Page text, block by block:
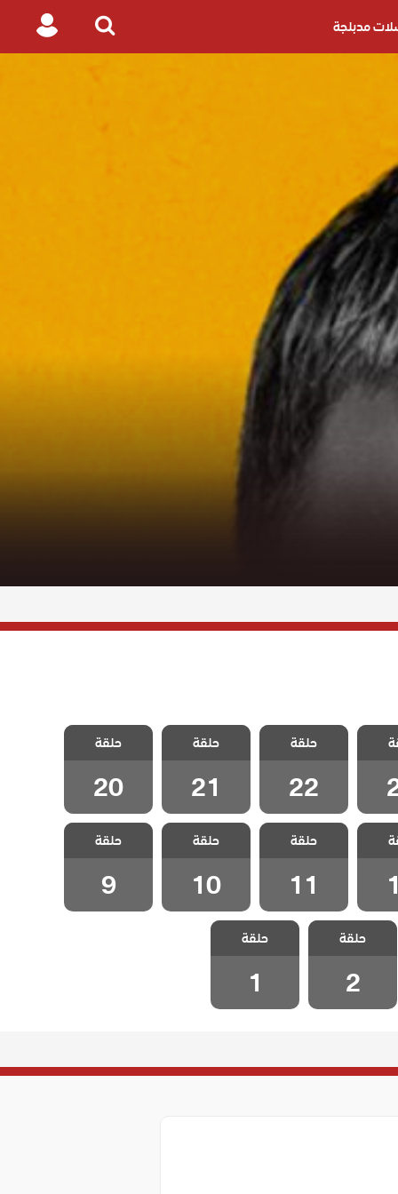
مدبلجة
Search
for
Login
رضا مسلسل علي رضا
الحلقة 22
حلقة
22
مسلسل علي رضا
الحلقة 21
حلقة
21
مسلسل علي رضا
الحلقة 20
حلقة
20
رضا مسلسل علي رضا
الحلقة 11
حلقة
11
مسلسل علي رضا
الحلقة 10
حلقة
10
مسلسل علي رضا
الحلقة 9
حلقة
9
مسلسل علي رضا
الحلقة 2
حلقة
2
مسلسل علي رضا
الحلقة 1
حلقة
1